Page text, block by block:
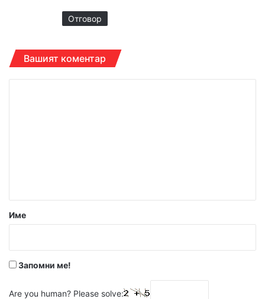
Отговор
Вашият коментар
р
Име
Запомни ме!
Are you human? Please solve: